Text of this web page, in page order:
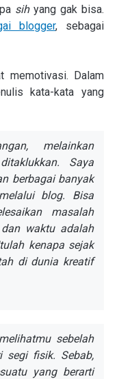
sihyang gak bisa.
blogger, sebagai
memotivasi. Dalam
kata-kata yang
melainkan
Saya
berbagai banyak
blog. Bisa
masalah
waktu adalah
kenapa sejak
di dunia kreatif
sebelah
segi fisik. Sebab,
yang berarti